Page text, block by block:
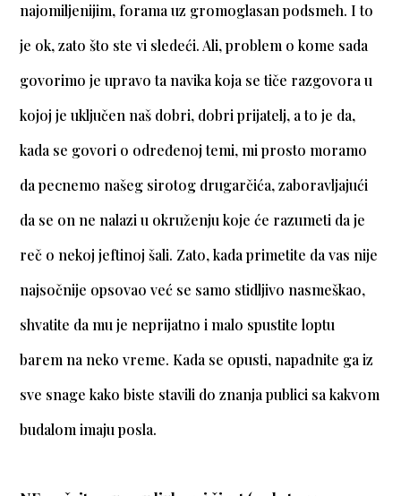
najomiljenijim, forama uz gromoglasan podsmeh. I to
je ok, zato što ste vi sledeći. Ali, problem o kome sada
govorimo je upravo ta navika koja se tiče razgovora u
kojoj je uključen naš dobri, dobri prijatelj, a to je da,
kada se govori o određenoj temi, mi prosto moramo
da pecnemo našeg sirotog drugarčića, zaboravljajući
da se on ne nalazi u okruženju koje će razumeti da je
reč o nekoj jeftinoj šali. Zato, kada primetite da vas nije
najsočnije opsovao već se samo stidljivo nasmeškao,
shvatite da mu je neprijatno i malo spustite loptu
barem na neko vreme. Kada se opusti, napadnite ga iz
sve snage kako biste stavili do znanja publici sa kakvom
budalom imaju posla.